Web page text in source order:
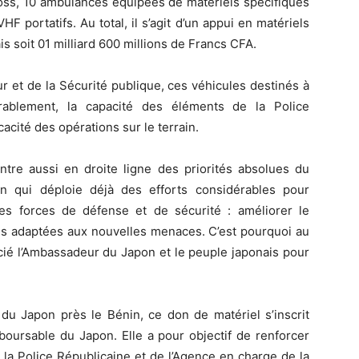
portatifs. Au total, il s’agit d’un appui en matériels
soit 01 milliard 600 millions de Francs CFA.
et de la Sécurité publique, ces véhicules destinés à
la capacité des éléments de la Police
des opérations sur le terrain.
aussi en droite ligne des priorités absolues du
qui déploie déjà des efforts considérables pour
forces de défense et de sécurité : améliorer le
aux nouvelles menaces. C’est pourquoi au
l’Ambassadeur du Japon et le peuple japonais pour
Japon près le Bénin, ce don de matériel s’inscrit
du Japon. Elle a pour objectif de renforcer